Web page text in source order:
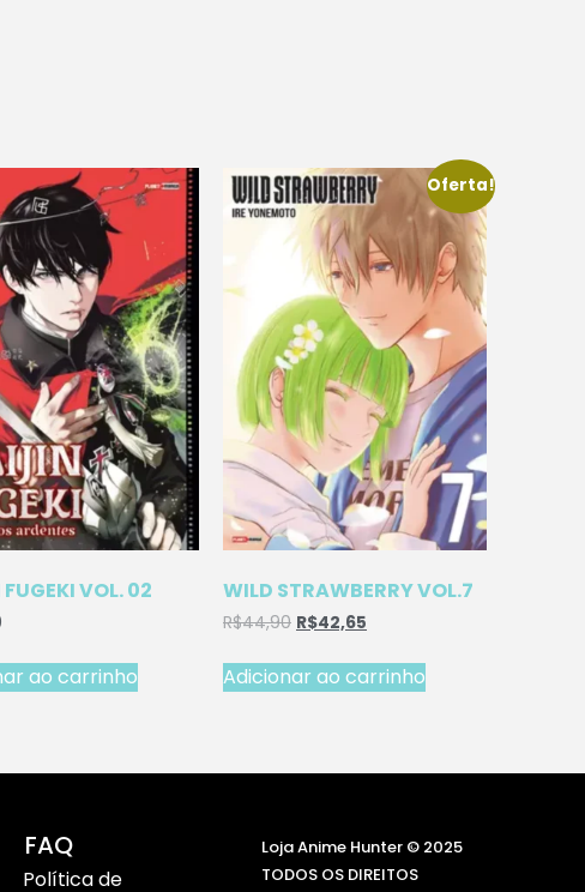
VOL. 02
ao carrinho
Oferta!
WILD STRAWBERRY VOL.7
R$44,90 R$42,65
Adicionar ao carrinho
FAQ
Política de
Loja Anime Hunter © 2025
TODOS OS DIREITOS